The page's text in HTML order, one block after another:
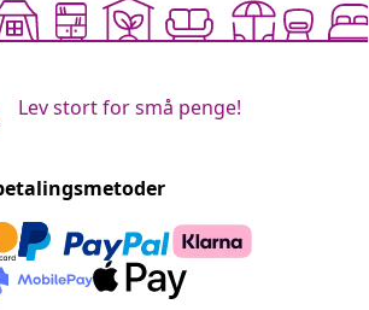
Lev stort for små penge!